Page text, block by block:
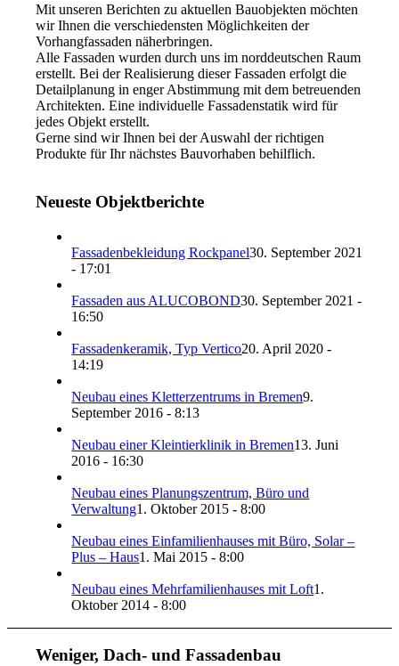
Mit unseren Berichten zu aktuellen Bauobjekten möchten
wir Ihnen die verschiedensten Möglichkeiten der
Vorhangfassaden näherbringen.
Alle Fassaden wurden durch uns im norddeutschen Raum
erstellt. Bei der Realisierung dieser Fassaden erfolgt die
Detailplanung in enger Abstimmung mit dem betreuenden
Architekten. Eine individuelle Fassadenstatik wird für
jedes Objekt erstellt.
Gerne sind wir Ihnen bei der Auswahl der richtigen
Produkte für Ihr nächstes Bauvorhaben behilflich.
Neueste Objektberichte
Fassadenbekleidung Rockpanel30. September 2021
- 17:01
Fassaden aus ALUCOBOND30. September 2021 -
16:50
Fassadenkeramik, Typ Vertico20. April 2020 -
14:19
Neubau eines Kletterzentrums in Bremen9.
September 2016 - 8:13
Neubau einer Kleintierklinik in Bremen13. Juni
2016 - 16:30
Neubau eines Planungszentrum, Büro und
Verwaltung1. Oktober 2015 - 8:00
Neubau eines Einfamilienhauses mit Büro, Solar –
Plus – Haus1. Mai 2015 - 8:00
Neubau eines Mehrfamilienhauses mit Loft1.
Oktober 2014 - 8:00
Weniger, Dach- und Fassadenbau